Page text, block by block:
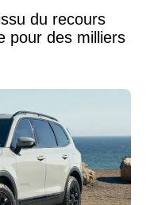
du recours
pour des milliers